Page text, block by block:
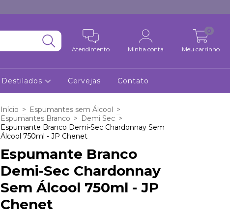
Atendimento Minha conta Meu carrinho
0
Destilados Cervejas Contato
Início > Espumantes sem Álcool >
Espumantes Branco > Demi Sec >
Espumante Branco Demi-Sec Chardonnay Sem
Álcool 750ml - JP Chenet
Espumante Branco
Demi-Sec Chardonnay
Sem Álcool 750ml - JP
Chenet